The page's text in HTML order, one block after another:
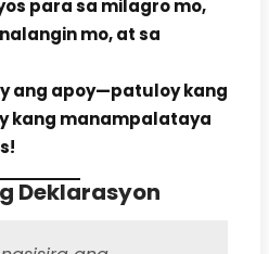
para sa milagro mo,
mo, at sa
ang apoy—patuloy kang
kang manampalataya
Deklarasyon